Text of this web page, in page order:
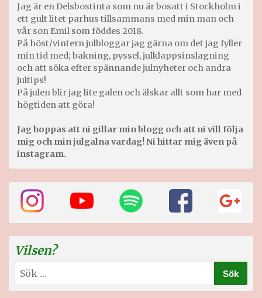
Jag är en Delsbostinta som nu är bosatt i Stockholm i
ett gult litet parhus tillsammans med min man och
vår son Emil som föddes 2018.
På höst/vintern julbloggar jag gärna om det jag fyller
min tid med; bakning, pyssel, julklappsinslagning
och att söka efter spännande julnyheter och andra
jultips!
På julen blir jag lite galen och älskar allt som har med
högtiden att göra!
Jag hoppas att ni gillar min blogg och att ni vill följa
mig och min julgalna vardag! Ni hittar mig även på
instagram.
Vilsen?
Sök
efter: